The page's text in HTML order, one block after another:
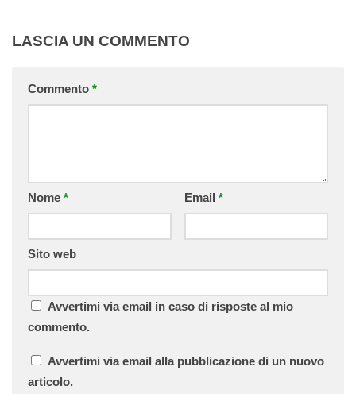
LASCIA UN COMMENTO
Commento *
Nome * Email *
Sito web
Avvertimi via email in caso di risposte al mio
commento.
Avvertimi via email alla pubblicazione di un nuovo
articolo.